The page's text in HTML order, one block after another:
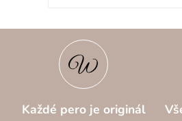
Každé pero je originál